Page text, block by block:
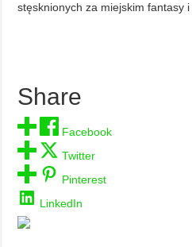
stęsknionych za miejskim fantasy i
Share
Facebook
Twitter
Pinterest
LinkedIn